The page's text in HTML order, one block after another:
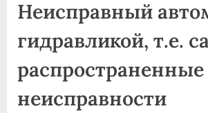
Неисправный
гидравликой, т.е.
распространенные
неисправности